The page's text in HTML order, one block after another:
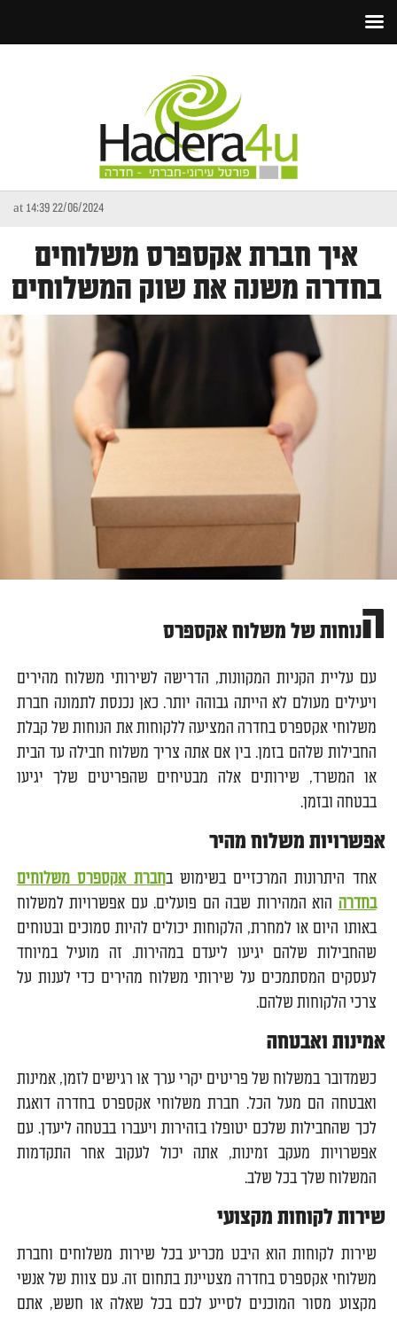
22/06/2024 at 14:39
איך חברת אקספרס משלוחים
בחדרה משנה את שוק המשלוחים
הנוחות של משלוח אקספרס
עם עליית הקניות המקוונות, הדרישה לשירותי משלוח מהירים
ויעילים מעולם לא הייתה גבוהה יותר. כאן נכנסת לתמונה חברת
משלוחי אקספרס בחדרה המציעה ללקוחות את הנוחות של קבלת
החבילות שלהם בזמן. בין אם אתה צריך משלוח חבילה עד הבית
או המשרד, שירותים אלה מבטיחים שהפריטים שלך יגיעו
בבטחה ובזמן.
אפשרויות משלוח מהיר
אחד היתרונות המרכזיים בשימוש בחברת אקספרס משלוחים
בחדרה הוא המהירות שבה הם פועלים. עם אפשרויות למשלוח
באותו היום או למחרת, הלקוחות יכולים להיות סמוכים ובטוחים
שהחבילות שלהם יגיעו ליעדם במהירות. זה מועיל במיוחד
לעסקים המסתמכים על שירותי משלוח מהירים כדי לענות על
צרכי הלקוחות שלהם.
אמינות ואבטחה
כשמדובר במשלוח של פריטים יקרי ערך או רגישים לזמן, אמינות
ואבטחה הם מעל הכל. חברת משלוחי אקספרס בחדרה דואגת
לכך שהחבילות שלכם יטופלו בזהירות ויעברו בבטחה ליעדן. עם
אפשרויות מעקב זמינות, אתה יכול לעקוב אחר התקדמות
המשלוח שלך בכל שלב.
שירות לקוחות מקצועי
שירות לקוחות הוא היבט מכריע בכל שירות משלוחים וחברת
משלוחי אקספרס בחדרה מצטיינת בתחום זה. עם צוות של אנשי
מקצוע מסור המוכנים לסייע לכם בכל שאלה או חשש, אתם